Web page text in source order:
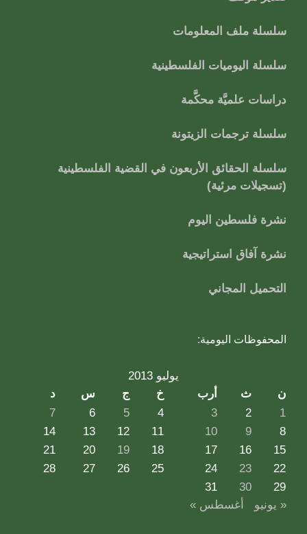
سلسلة ملف المعلومات
سلسلة اليوميات الفلسطينية
دراسات علميَّة محكَّمة
سلسلة ترجمات الزيتونة
سلسلة الحقائق الأربعون في القضية الفلسطينية
(تسجيلات مرئية)
نشرة فلسطين اليوم
نشرة آفاق استراتيجية
التحميل المجاني
المحفوظات اليومية:
يوليو 2013
ن
ث أرب خ ج س
د
1
2
3
4
5
6
7
8
9
10
11
12
13
14
15
16
17
18
19
20
21
22
23
24
25
26
27
28
29
30
31
« يونيو
أغسطس »